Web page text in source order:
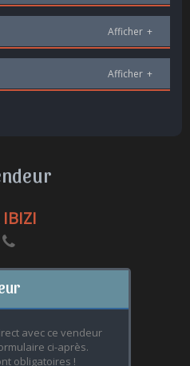
Afficher +
Afficher +
avec ce vendeur
ci-après.
obligatoires !